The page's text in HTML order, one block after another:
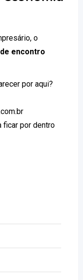
o
encontro
por aqui?
ficar por dentro